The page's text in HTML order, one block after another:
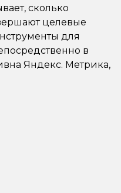
сколько
целевые
для
в
Яндекс. Метрика,